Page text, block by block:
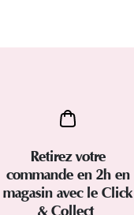
Retirez votre
commande en 2h en
magasin avec le Click
& Collect